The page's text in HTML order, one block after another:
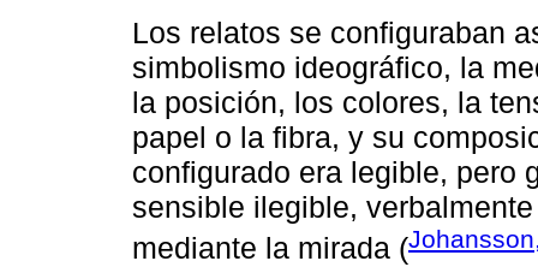
Los relatos se configuraban
simbolismo ideográfico, la
la posición, los colores, la
papel o la fibra, y su
configurado era legible, pero
sensible ilegible,
mediante la mirada (